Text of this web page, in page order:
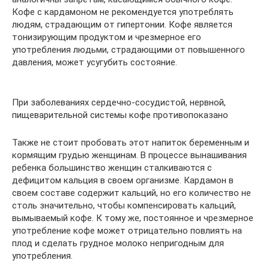
Кофе с кардамоном не рекомендуется употреблять
людям, страдающим от гипертонии. Кофе является
тонизирующим продуктом и чрезмерное его
употребления людьми, страдающими от повышенного
давления, может усугубить состояние.
При заболеваниях сердечно-сосудистой, нервной,
пищеварительной системы кофе противопоказано
Также не стоит пробовать этот напиток беременным и
кормящим грудью женщинам. В процессе вынашивания
ребенка большинство женщин сталкиваются с
дефицитом кальция в своем организме. Кардамон в
своем составе содержит кальций, но его количество не
столь значительно, чтобы компенсировать кальций,
вымываемый кофе. К тому же, постоянное и чрезмерное
употребление кофе может отрицательно повлиять на
плод и сделать грудное молоко непригодным для
употребления.